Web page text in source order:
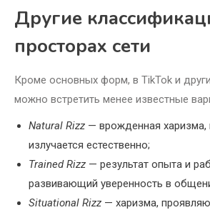
Другие
просторах сети
Кроме основных форм, в TikTok и
можно встретить менее известные
Natural Rizz — врожденная харизма,
излучается естественно;
Trained Rizz — результат опыта и
развивающий уверенность в
Situational Rizz — харизма,